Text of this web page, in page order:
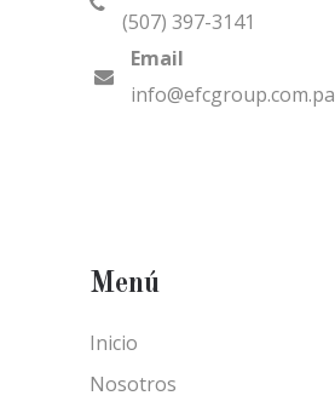
(507) 397-3141
Email
info@efcgroup.com.pa
Menú
Inicio
Nosotros